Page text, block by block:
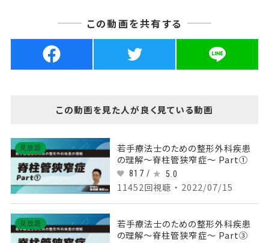
この動画を共有する
この動画を見た人が良く見ている動画
見放題
若手療法士のための整形外科疾患
の理解～脊柱管狭窄症～ Part①
817 / 5.0
11452回視聴 ・ 2022/07/15
見放題
若手療法士のための整形外科疾患
の理解～脊柱管狭窄症～ Part③